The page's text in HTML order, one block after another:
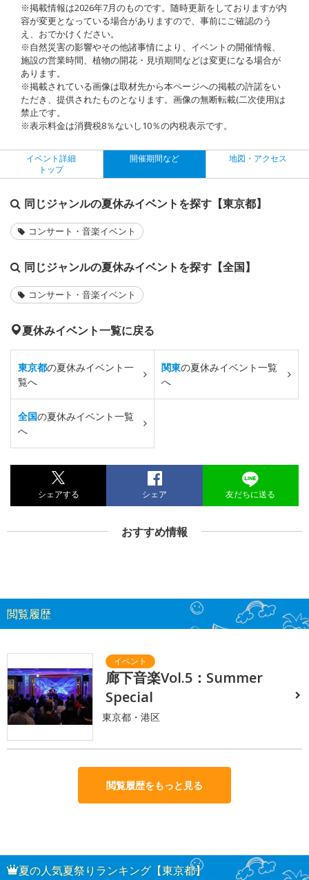
※掲載情報は2026年7月のものです。随時更新をしておりますが内
容が変更となっている場合がありますので、事前にご確認のう
え、おでかけください。
※自然災害の影響やその他諸事情により、イベントの開催情報、
施設の営業時間、植物の開花・見頃期間などは変更になる場合が
あります。
※掲載されている画像は取材先から本ページへの掲載の許諾をい
ただき、提供されたものとなります。画像の無断転載(二次使用)は
禁止です。
※表示料金は消費税8％ないし10％の内税表示です。
イベント詳細
トップ
開催期間など 地図・アクセス
同じジャンルの夏休みイベントを探す【東京都】
コンサート・音楽イベント
同じジャンルの夏休みイベントを探す【全国】
コンサート・音楽イベント
夏休みイベント一覧に戻る
東京都の夏休みイベント一
覧へ
関東の夏休みイベント一覧
へ
全国の夏休みイベント一覧
へ
シェアする シェア 友だちに送る
おすすめ情報
閲覧履歴
廊下音楽Vol.5：Summer
Special
東京都・港区
閲覧履歴をもっと見る
夏の人気夏祭りランキング【東京都】